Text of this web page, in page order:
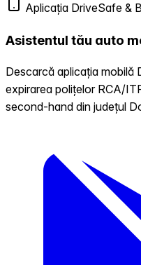
Aplicația DriveSafe &
Asistentul tău auto
Descarcă aplicația mobilă
expirarea polițelor RCA/
second-hand din județul